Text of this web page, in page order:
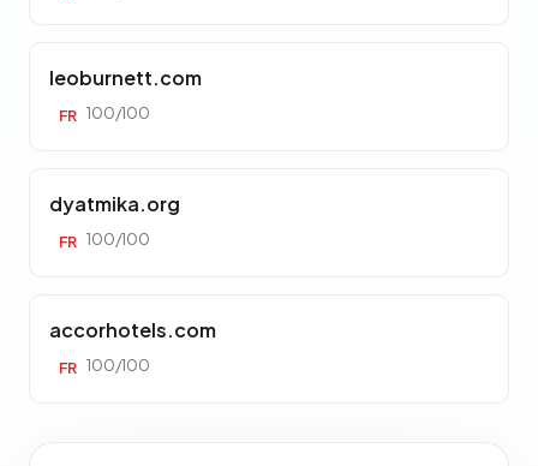
leoburnett.com
FR 100/100
dyatmika.org
FR 100/100
accorhotels.com
FR 100/100